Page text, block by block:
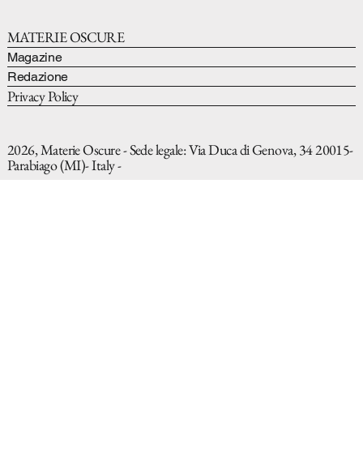
MATERIE OSCURE
Magazine
Redazione
Privacy Policy
2026, Materie Oscure - Sede legale: Via Duca di Genova, 34 20015-
Parabiago (MI)- Italy -